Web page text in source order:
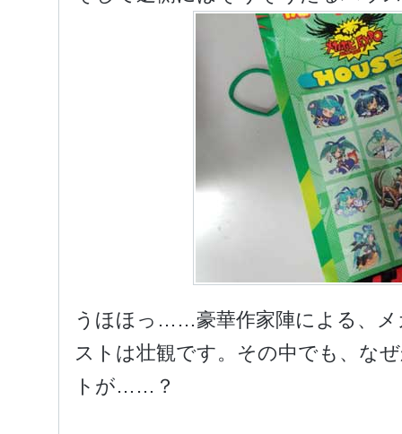
うほほっ……豪華作家陣による、
ストは壮観です。その中でも、な
トが……？